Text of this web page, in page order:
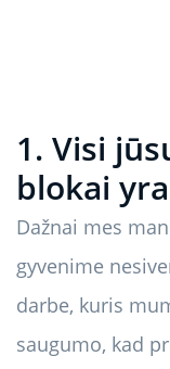
1. Visi
blokai
Dažnai mes
gyvenime
darbe, kuris
saugumo, kad